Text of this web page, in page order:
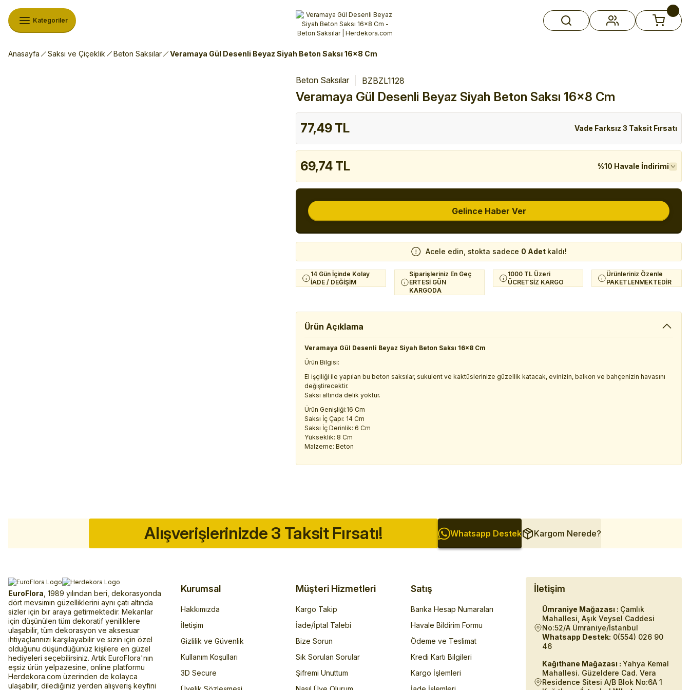
Alışverişlerinizde 3 Taksit Fırsatı!İlk siparişinizi verin!
%10 Havale İndirimi Şimdi Alışveriş yap!
Kategoriler
Anasayfa Saksı ve Çiçeklik Beton Saksılar Veramaya Gül Desenli Beyaz Siyah Beton Saksı 16x8 Cm
Beton Saksılar BZBZL1128
Veramaya Gül Desenli Beyaz Siyah Beton Saksı 16x8 Cm
77,49 TL Vade Farksız 3 Taksit Fırsatı
69,74 TL %10 Havale İndirimi
Gelince Haber Ver
Acele edin, stokta sadece 0 Adet kaldı!
14 Gün İçinde Kolay
İADE / DEĞİŞİM
Siparişleriniz En Geç
ERTESİ GÜN
KARGODA
1000 TL Üzeri
ÜCRETSİZ KARGO
Ürünleriniz Özenle
PAKETLENMEKTEDİR
Ürün Açıklama
Veramaya Gül Desenli Beyaz Siyah Beton Saksı 16x8 Cm
Ürün Bilgisi:
El işçiliği ile yapılan bu beton saksılar, sukulent ve kaktüslerinize güzellik katacak, evinizin, balkon ve bahçenizin havasını
değiştirecektir.
Saksı altında delik yoktur.
Ürün Genişliği:16 Cm
Saksı İç Çapı: 14 Cm
Saksı İç Derinlik: 6 Cm
Yükseklik: 8 Cm
Malzeme: Beton
Alışverişlerinizde 3 Taksit Fırsatı! Whatsapp Destek Kargom Nerede?
EuroFlora , 1989 yılından beri, dekorasyonda
dört mevsimin güzelliklerini aynı çatı altında
sizler için bir araya getirmektedir. Mekanlar
için düşünülen tüm dekoratif yeniliklere
ulaşabilir, tüm dekorasyon ve aksesuar
ihtiyaçlarınızı karşılayabilir ve sizin için özel
olduğunu düşündüğünüz kişilere en güzel
hediyeleri seçebilirsiniz. Artık EuroFlora'nın
eşsiz ürün yelpazesine, online platformu
Herdekora.com üzerinden de kolayca
ulaşabilir, dilediğiniz yerden alışveriş keyfini
Kurumsal
Hakkımızda
İletişim
Gizlilik ve Güvenlik
Kullanım Koşulları
3D Secure
Müşteri Hizmetleri
Kargo Takip
İade/İptal Talebi
Bize Sorun
Sık Sorulan Sorular
Şifremi Unuttum
Satış
Banka Hesap Numaraları
Havale Bildirim Formu
Ödeme ve Teslimat
Kredi Kartı Bilgileri
Kargo İşlemleri
İletişim
Ümraniye Mağazası : Çamlık
Mahallesi, Aşık Veysel Caddesi
No:52/A Ümraniye/İstanbul
Whatsapp Destek: 0(554) 026 90
46
Kağıthane Mağazası : Yahya Kemal
Mahallesi. Güzeldere Cad. Vera
Residence Sitesi A/B Blok No:6A 1